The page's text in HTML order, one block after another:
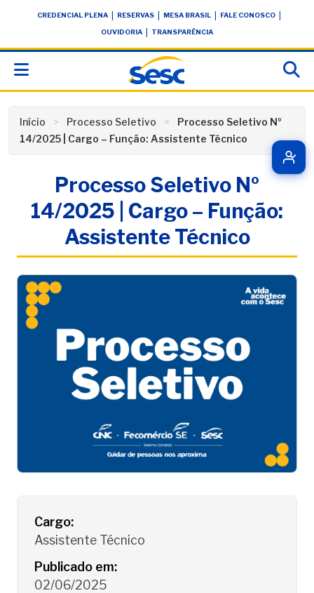
conteúdoCREDENCIAL PLENA RESERVAS MESA BRASIL FALE CONOSCO
OUVIDORIA TRANSPARÊNCIA
Início Processo Seletivo
Processo Seletivo Nº
14/2025 | Cargo – Função: Assistente Técnico
Processo Seletivo Nº
14/2025 | Cargo – Função:
Assistente Técnico
Detalhes do Processo Seletivo
Cargo:
Assistente Técnico
Publicado em:
02/06/2025